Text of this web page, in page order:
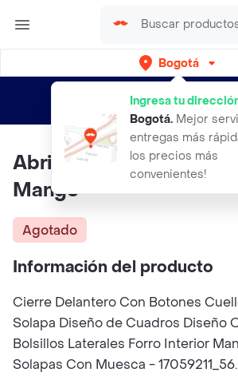
Bogotá
Ingresa tu
Bogotá. Mejor
entregas más
los precios más
convenientes!
envíos gratis por semanas
Abrigo Scotish Navy
Mango
Agotado
Información del producto
Cierre Delantero Con Botones
Solapa Diseño de Cuadros Diseño
Bolsillos Laterales Forro Interior
Solapas Con Muesca - 17059211_56.